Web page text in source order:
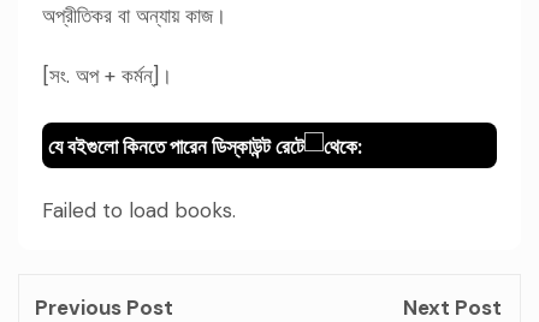
অপ্রীতিকর বা অন্যায় কাজ।
[সং. অপ + কর্মন্]।
যে বইগুলো কিনতে পারেন ডিস্কাউন্ট রেটে থেকে:
Failed to load books.
Previous Post
Next Post